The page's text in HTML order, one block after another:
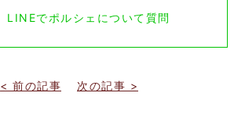
LINEでポルシェについて質問
< 前の記事 次の記事 >